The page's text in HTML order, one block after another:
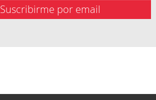
Suscribirme por email